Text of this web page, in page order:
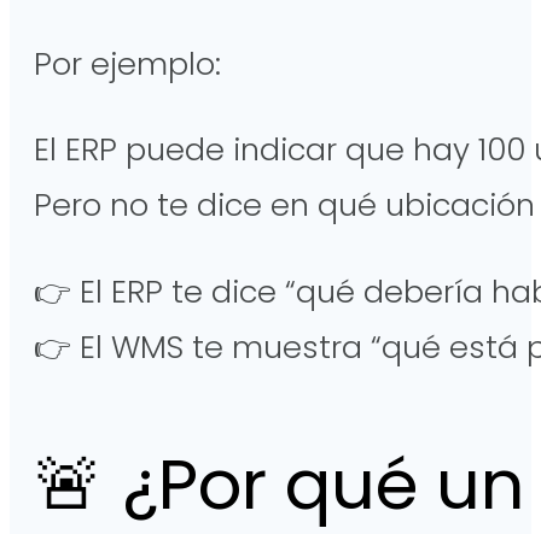
Por ejemplo:
El ERP puede indicar que hay
Pero no te dice en qué
👉 El ERP te dice “qué debería
👉 El WMS te muestra “qué
🚨 ¿Por qué